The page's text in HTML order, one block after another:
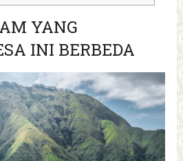
YANG
INI BERBEDA